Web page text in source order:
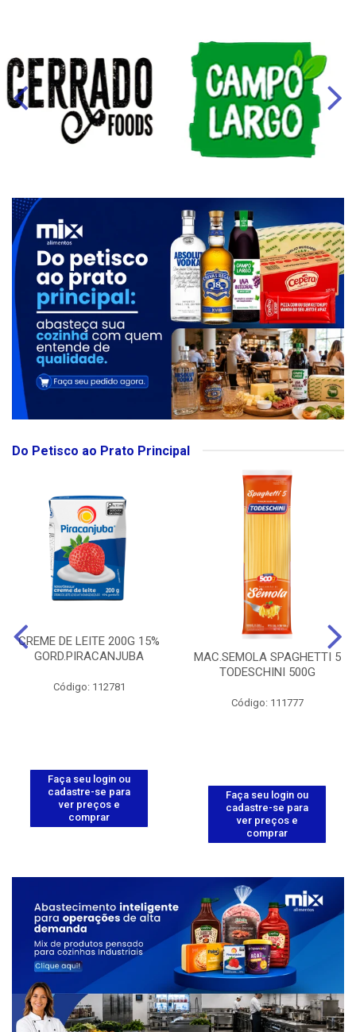
Do Petisco ao Prato Principal
CREME DE LEITE 200G 15%
GORD.PIRACANJUBA
Código: 112781
Faça seu login ou
cadastre-se para
ver preços e
comprar
MAC.SEMOLA SPAGHETTI 5
TODESCHINI 500G
Código: 111777
Faça seu login ou
cadastre-se para
ver preços e
comprar